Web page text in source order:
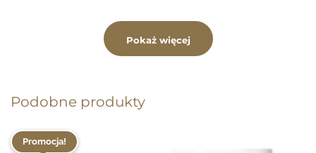
Pokaż więcej
Podobne produkty
Promocja!